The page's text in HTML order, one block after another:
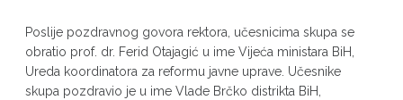
Poslije pozdravnog govora rektora, učesnicima skupa se
obratio prof. dr. Ferid Otajagić u ime Vijeća ministara BiH,
Ureda koordinatora za reformu javne uprave. Učesnike
skupa pozdravio je u ime Vlade Brčko distrikta BiH,